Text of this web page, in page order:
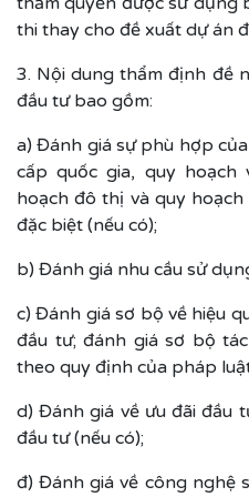
thi thay cho đề xuất dự án
3. Nội dung thẩm định đề
đầu tư bao gồm:
a) Đánh giá sự phù hợp
cấp quốc gia, quy hoạch
hoạch đô thị và quy
đặc biệt (nếu có);
b) Đánh giá nhu cầu sử
c) Đánh giá sơ bộ về hiệu
đầu tư; đánh giá sơ bộ
theo quy định của pháp
d) Đánh giá về ưu đãi đầu
đầu tư (nếu có);
đ) Đánh giá về công nghệ